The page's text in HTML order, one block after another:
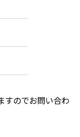
すのでお問い合わ